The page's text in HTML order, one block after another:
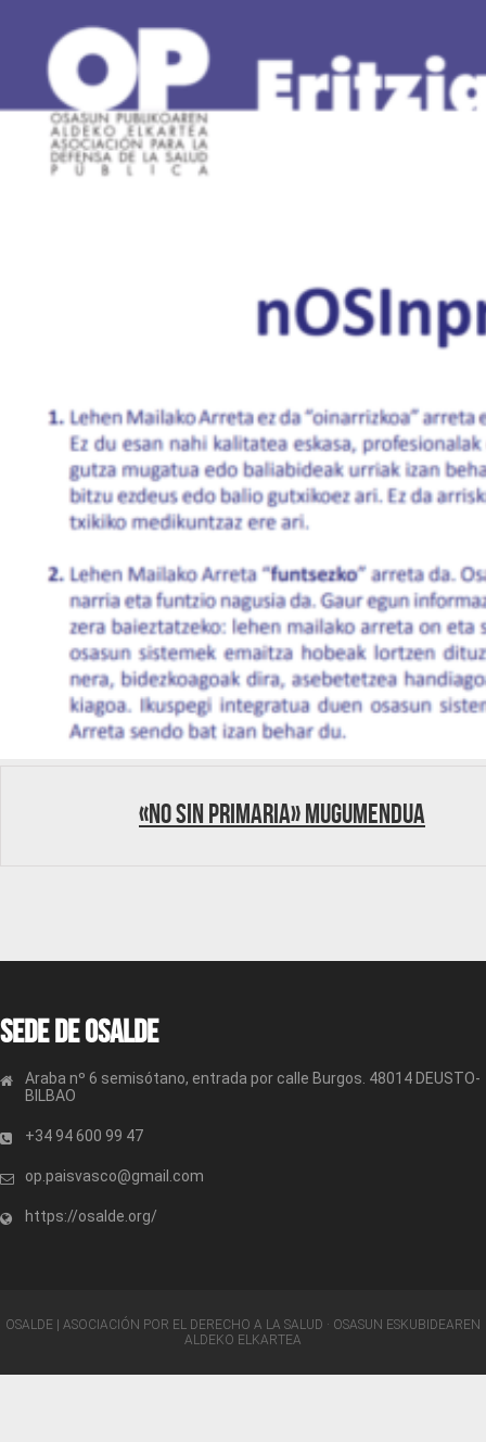
«No sin primaria» mugumendua
Sede de OSALDE
Araba nº 6 semisótano, entrada por calle Burgos. 48014 DEUSTO-
BILBAO
+34 94 600 99 47
op.paisvasco@gmail.com
https://osalde.org/
OSALDE | ASOCIACIÓN POR EL DERECHO A LA SALUD · OSASUN ESKUBIDEAREN
ALDEKO ELKARTEA